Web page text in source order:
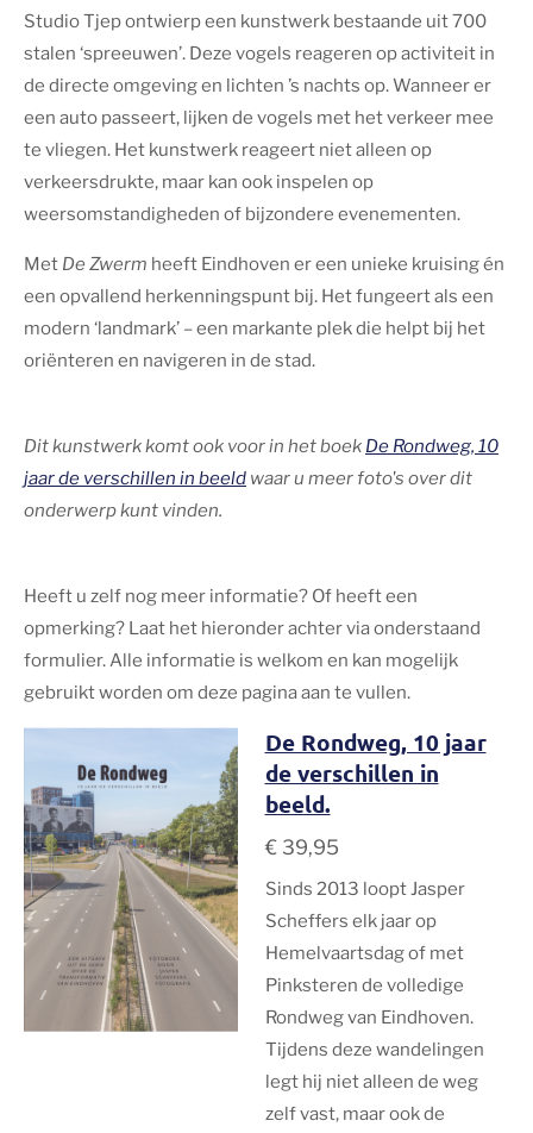
Studio Tjep ontwierp een kunstwerk bestaande uit 700
stalen ‘spreeuwen’. Deze vogels reageren op activiteit in
de directe omgeving en lichten ’s nachts op. Wanneer er
een auto passeert, lijken de vogels met het verkeer mee
te vliegen. Het kunstwerk reageert niet alleen op
verkeersdrukte, maar kan ook inspelen op
weersomstandigheden of bijzondere evenementen.
Met De Zwerm heeft Eindhoven er een unieke kruising én
een opvallend herkenningspunt bij. Het fungeert als een
modern ‘landmark’ – een markante plek die helpt bij het
oriënteren en navigeren in de stad.
Dit kunstwerk komt ook voor in het boek De Rondweg, 10
jaar de verschillen in beeld waar u meer foto's over dit
onderwerp kunt vinden.
Heeft u zelf nog meer informatie? Of heeft een
opmerking? Laat het hieronder achter via onderstaand
formulier. Alle informatie is welkom en kan mogelijk
gebruikt worden om deze pagina aan te vullen.
De Rondweg, 10 jaar
de verschillen in
beeld.
€ 39,95
Sinds 2013 loopt Jasper
Scheffers elk jaar op
Hemelvaartsdag of met
Pinksteren de volledige
Rondweg van Eindhoven.
Tijdens deze wandelingen
legt hij niet alleen de weg
zelf vast, maar ook de